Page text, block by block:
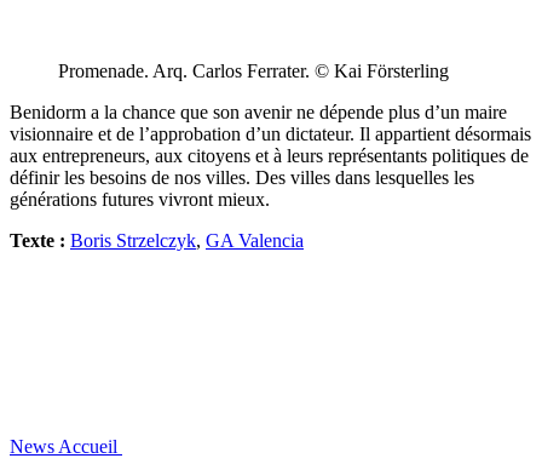
Promenade. Arq. Carlos Ferrater. © Kai Försterling
Benidorm a la chance que son avenir ne dépende plus d’un maire
visionnaire et de l’approbation d’un dictateur. Il appartient désormais
aux entrepreneurs, aux citoyens et à leurs représentants politiques de
définir les besoins de nos villes. Des villes dans lesquelles les
générations futures vivront mieux.
Texte : Boris Strzelczyk, GA Valencia
News Accueil